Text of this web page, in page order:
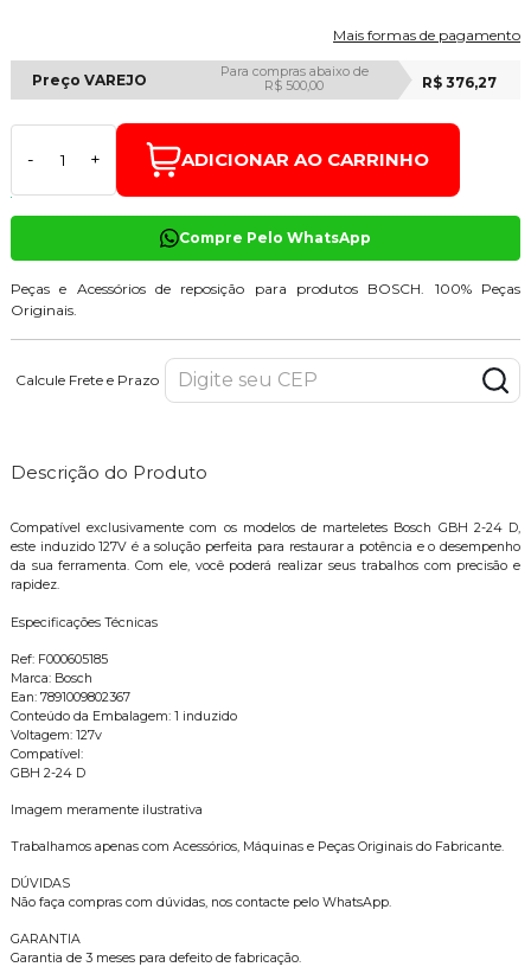
Mais formas de pagamento
Preço VAREJO
Para compras abaixo de
R$ 500,00
R$ 376,27
- + ADICIONAR AO CARRINHO
Compre Pelo WhatsApp
Peças e Acessórios de reposição para produtos BOSCH. 100% Peças
Originais.
Calcule Frete e Prazo
Descrição do Produto
Compatível exclusivamente com os modelos de marteletes Bosch GBH 2-24 D,
este induzido 127V é a solução perfeita para restaurar a potência e o desempenho
da sua ferramenta. Com ele, você poderá realizar seus trabalhos com precisão e
rapidez.
Especificações Técnicas
Ref: F000605185
Marca: Bosch
Ean: 7891009802367
Conteúdo da Embalagem: 1 induzido
Voltagem: 127v
Compatível:
GBH 2-24 D
Imagem meramente ilustrativa
Trabalhamos apenas com Acessórios, Máquinas e Peças Originais do Fabricante.
DÚVIDAS
Não faça compras com dúvidas, nos contacte pelo WhatsApp.
GARANTIA
Garantia de 3 meses para defeito de fabricação.